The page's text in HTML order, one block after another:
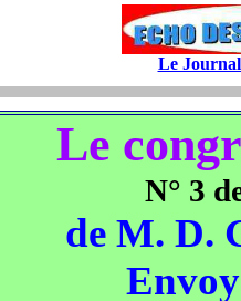
Le
Le
N° 3
de M. D.